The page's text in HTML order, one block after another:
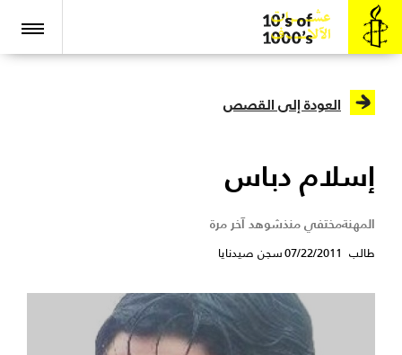
العودة إلى القصص
إسلام دباس
المهنة
طالب
مختفي منذ
07/22/2011
شوهد آخر مرة
سجن صيدنايا